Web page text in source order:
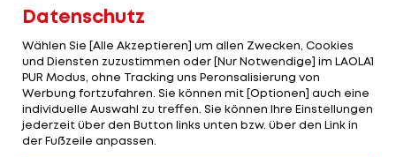
Sonntagnachmittag in 24,79 Sekunden um 5/100
langsamer als am Vormittag im Vorlauf.
Besonders bitter: Ihre am Freitag in der Staffel
geschwommene OSV-Bestmarke von 24,43 hätte
für den Aufstieg in das Finale der Top Acht
gereicht.
Datenschutz
Wählen Sie [Alle Akzeptieren] um allen Zwecken, Cookies
und Diensten zuzustimmen oder [Nur Notwendige] im LAOLA1
PUR Modus, ohne Tracking uns Peronsalisierung von
Werbung fortzufahren. Sie können mit [Optionen] auch eine
individuelle Auswahl zu treffen. Sie können Ihre Einstellungen
jederzeit über den Button links unten bzw. über den Link in
der Fußzeile anpassen.